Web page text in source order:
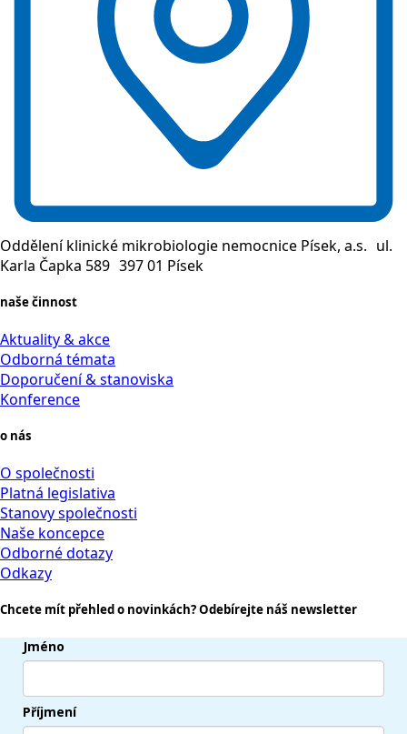
Oddělení klinické mikrobiologie nemocnice Písek, a.s. ul.
Karla Čapka 589 397 01 Písek
naše činnost
Aktuality & akce
Odborná témata
Doporučení & stanoviska
Konference
o nás
O společnosti
Platná legislativa
Stanovy společnosti
Naše koncepce
Odborné dotazy
Odkazy
Chcete mít přehled o novinkách? Odebírejte náš newsletter
Jméno
Příjmení